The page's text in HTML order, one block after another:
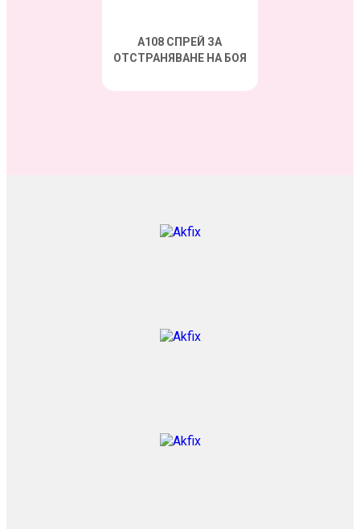
A108 СПРЕЙ ЗА
ОТСТРАНЯВАНЕ НА БОЯ